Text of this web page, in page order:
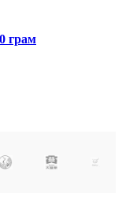
грам